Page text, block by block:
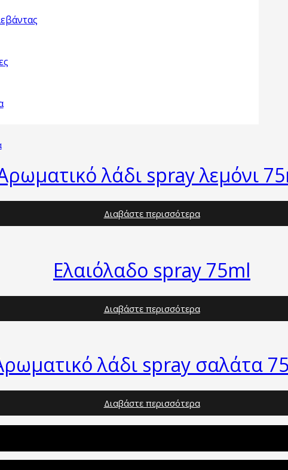
λάδι spray λεμόνι
Διαβάστε περισσότερα
Ελαιόλαδο spray 75ml
Διαβάστε περισσότερα
λάδι spray σαλάτα
Διαβάστε περισσότερα